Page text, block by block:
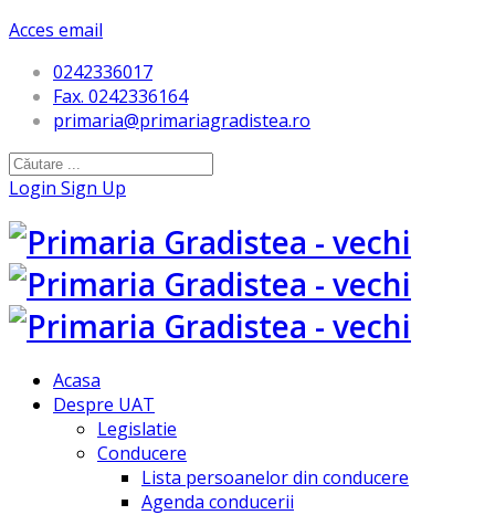
Acces email
0242336017
Fax. 0242336164
primaria@primariagradistea.ro
Login Sign Up
Acasa
Despre UAT
Legislatie
Conducere
Lista persoanelor din conducere
Agenda conducerii